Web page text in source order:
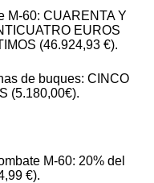
M-60: CUARENTA Y
EUROS
(46.924,93 €).
de buques: CINCO
(5.180,00€).
M-60: 20% del
€).